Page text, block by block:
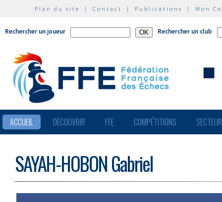
Plan du site | Contact | Publications | Mon
Rechercher un joueur Rechercher un club
ACCUEIL DÉCOUVRIR FFE COMPÉTITIONS
SAYAH-HOBON Gabriel